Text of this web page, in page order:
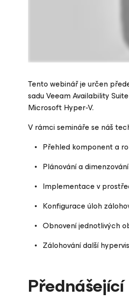
Please register to get
Tento webinář je určen
sadu Veeam Availability
Microsoft Hyper-V.
V rámci semináře se náš
Přehled komponent a
Plánování a
Implementace v
Konfigurace úloh
Obnovení jednotlivých
Zálohování další
Přednášející